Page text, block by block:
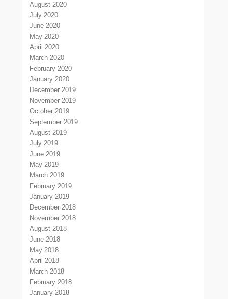
August 2020
July 2020
June 2020
May 2020
April 2020
March 2020
February 2020
January 2020
December 2019
November 2019
October 2019
September 2019
August 2019
July 2019
June 2019
May 2019
March 2019
February 2019
January 2019
December 2018
November 2018
August 2018
June 2018
May 2018
April 2018
March 2018
February 2018
January 2018